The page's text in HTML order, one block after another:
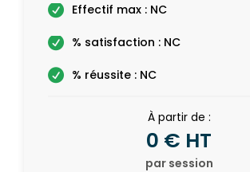
Effectif max : NC
% satisfaction : NC
% réussite : NC
À partir de :
0 € HT
par session